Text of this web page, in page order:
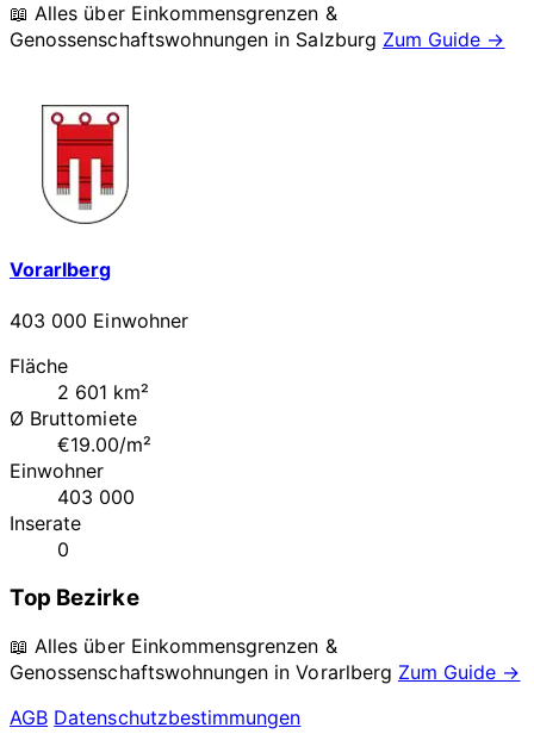
📖 Alles über Einkommensgrenzen &
Genossenschaftswohnungen in Salzburg Zum Guide →
Vorarlberg
403 000 Einwohner
Fläche
2 601 km²
Ø Bruttomiete
€19.00/m²
Einwohner
403 000
Inserate
0
Top Bezirke
📖 Alles über Einkommensgrenzen &
Genossenschaftswohnungen inVorarlberg Zum Guide →
AGB Datenschutzbestimmungen